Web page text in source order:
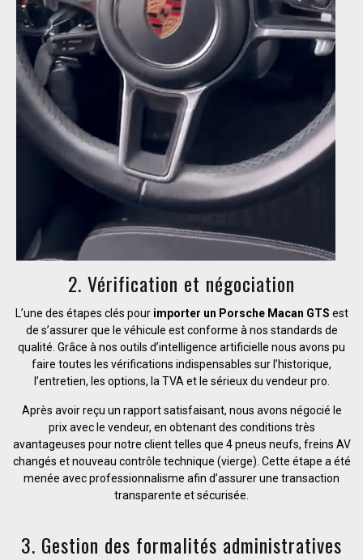
2. Vérification et négociation
L’une des étapes clés pour importer un Porsche Macan GTS est
de s’assurer que le véhicule est conforme à nos standards de
qualité. Grâce à nos outils d’intelligence artificielle nous avons pu
faire toutes les vérifications indispensables sur l’historique,
l’entretien, les options, la TVA et le sérieux du vendeur pro.
Après avoir reçu un rapport satisfaisant, nous avons négocié le
prix avec le vendeur, en obtenant des conditions très
avantageuses pour notre client telles que 4 pneus neufs, freins AV
changés et nouveau contrôle technique (vierge). Cette étape a été
menée avec professionnalisme afin d’assurer une transaction
transparente et sécurisée.
3. Gestion des formalités administratives